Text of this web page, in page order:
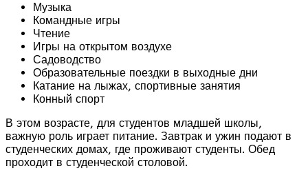
Музыка
Командные игры
Чтение
Игры на открытом воздухе
Садоводство
Образовательные поездки в выходные дни
Катание на лыжах, спортивные занятия
Конный спорт
В этом возрасте, для студентов младшей школы,
важную роль играет питание. Завтрак и ужин подают в
студенческих домах, где проживают студенты. Обед
проходит в студенческой столовой.